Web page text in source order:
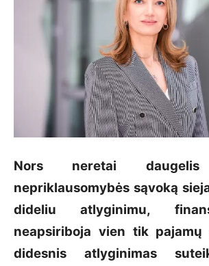
Nors neretai daugelis
nepriklausomybės sąvoką
dideliu atlyginimu,
neapsiriboja vien tik pajamų
didesnis atlyginimas